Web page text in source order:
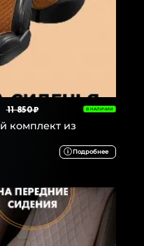
11 850 ₽ В НАЛИЧИИ
комплект из
Подробнее